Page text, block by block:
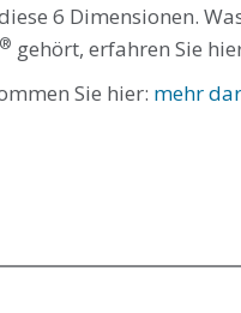
6 Dimensionen.
® gehört, erfahren Sie
Sie hier: mehr